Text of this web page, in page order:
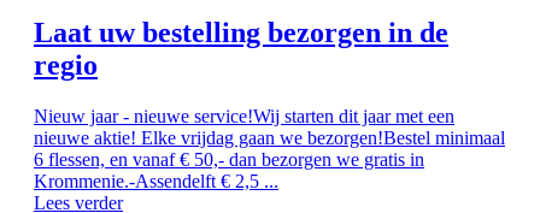
Laat uw bestelling bezorgen in de
regio
Nieuw jaar - nieuwe service!Wij starten dit jaar met een
nieuwe aktie! Elke vrijdag gaan we bezorgen!Bestel minimaal
6 flessen, en vanaf € 50,- dan bezorgen we gratis in
Krommenie.-Assendelft € 2,5 ...
Lees verder